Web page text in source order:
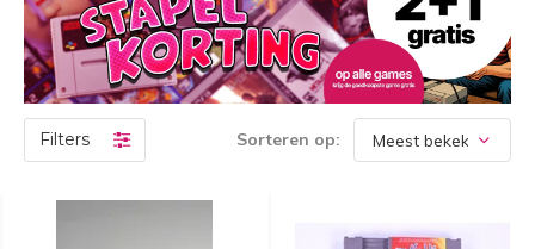
Filters Sorteren op: